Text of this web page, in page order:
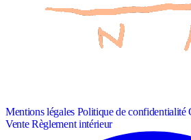
Mentions légales Politique de confidentialité
VenteRèglement intérieur